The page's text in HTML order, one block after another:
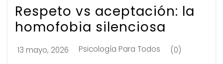
Respeto vs aceptación: la
homofobia silenciosa
13 mayo, 2026 Psicología Para Todos (0)